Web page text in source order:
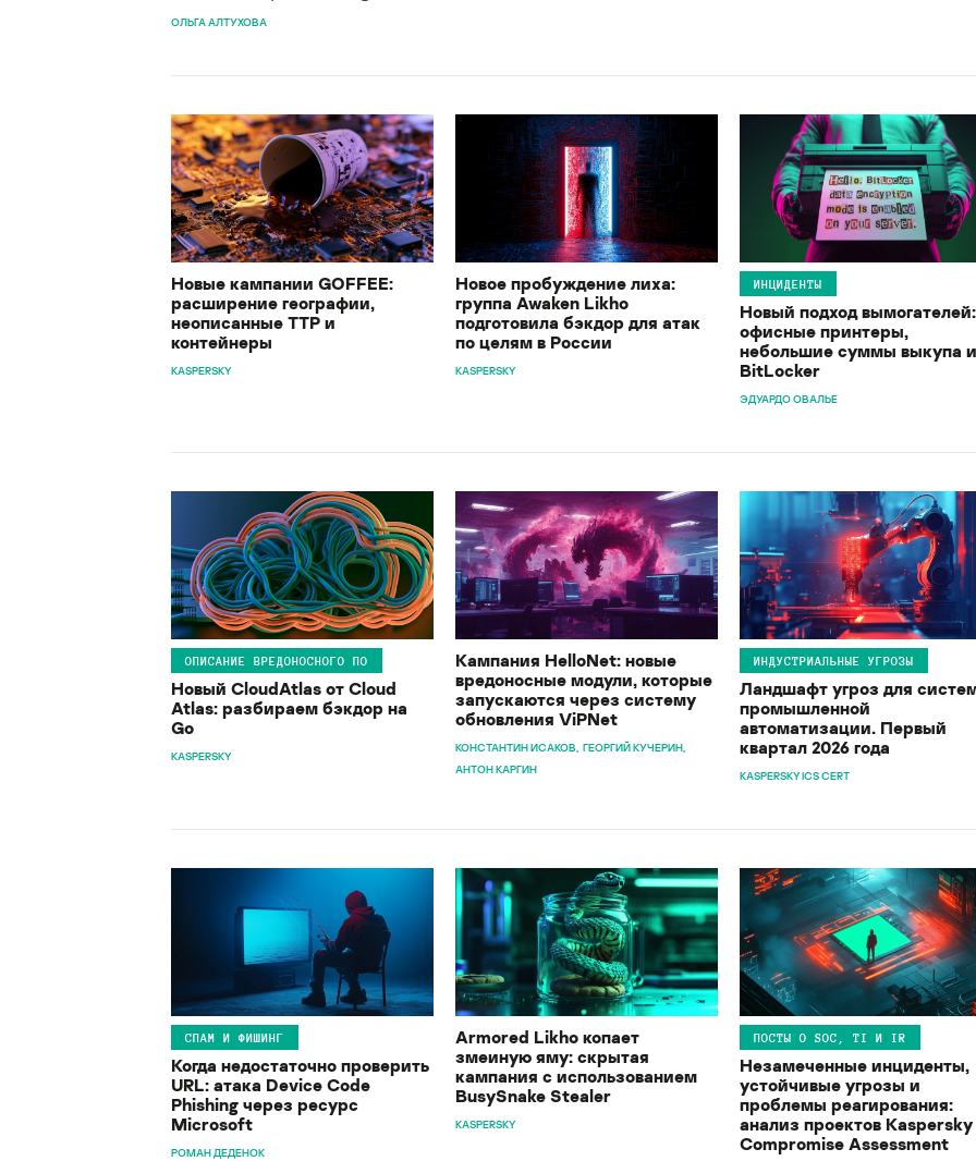
ОЛЬГА АЛТУХОВА
Новые кампании GOFFEE:
расширение географии,
неописанные TTP и
контейнеры
KASPERSKY
Новое пробуждение лиха:
группа Awaken Likho
подготовила бэкдор для атак
по целям в России
KASPERSKY
ИНЦИДЕНТЫ
Новый подход вымогателей:
офисные принтеры,
небольшие суммы выкупа и
BitLocker
ЭДУАРДО ОВАЛЬЕ
ОПИСАНИЕ ВРЕДОНОСНОГО ПО
Новый CloudAtlas от Cloud
Atlas: разбираем бэкдор на
Go
KASPERSKY
Кампания HelloNet: новые
вредоносные модули, которые
запускаются через систему
обновления ViPNet
КОНСТАНТИН ИСАКОВ ГЕОРГИЙ КУЧЕРИН
АНТОН КАРГИН
ИНДУСТРИАЛЬНЫЕ УГРОЗЫ
Ландшафт угроз для
промышленной
автоматизации. Первый
квартал 2026 года
KASPERSKY ICS CERT
СПАМ И ФИШИНГ
Когда недостаточно проверить
URL: атака Device Code
Phishing через ресурс
Microsoft
РОМАН ДЕДЕНОК
Armored Likho копает
змеиную яму: скрытая
кампания с использованием
BusySnake Stealer
KASPERSKY
ПОСТЫ О SOC, TI И IR
Незамеченные инциденты,
устойчивые угрозы и
проблемы реагирования:
анализ проектов Kaspersky
Compromise Assessment